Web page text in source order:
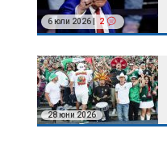
6 юли 2026 | 2
28 юни 2026